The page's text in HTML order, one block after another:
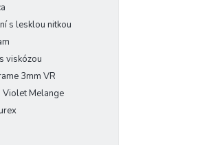
s lesklou nitkou
viskózou
3mm VR
Violet Melange